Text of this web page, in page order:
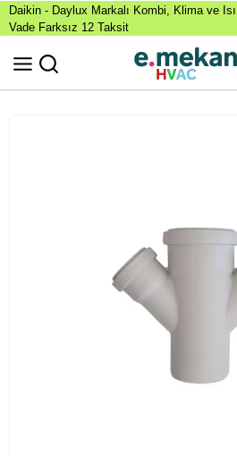
Daikin - Daylux Markalı Kombi, Klima ve
Vade Farksız 12 Taksit